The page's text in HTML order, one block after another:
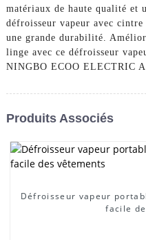
matériaux de haute qualité et
défroisseur vapeur avec
une grande durabilité.
linge avec ce défroisseur
NINGBO ECOO ELECTRIC
Produits Associés
Défroisseur vapeur
facile